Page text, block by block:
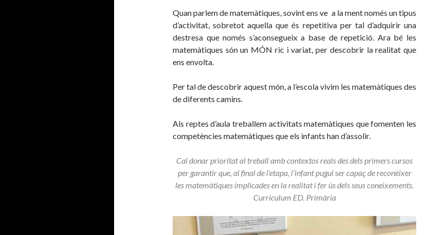
Quan parlem de matemàtiques, sovint ens ve a la ment només un tipus
d’activitat, sobretot aquella que és repetitiva per tal d’adquirir una
destresa que només s’aconsegueix a base de repetició. Ara bé les
matemàtiques són un MÓN ric i variat, per descobrir la realitat que
ens envolta.
Per tal de descobrir aquest món, a l’escola vivim les matemàtiques des
de diferents camins.
Als reptes d’aula treballem activitats matemàtiques que fomenten les
competències matemàtiques que els infants han d’assolir.
Cal donar prioritat al treball amb contextos reals des dels primers cursos
per garantir que, al final de l’etapa, l’infant pugui ser capaç de reconèixer
les matemàtiques implicades en la realitat i fer ús dels seus coneixements.
Currículum ED. Primària